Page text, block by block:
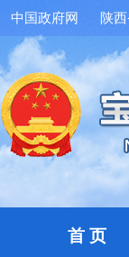
中国政府网 陕
首 页